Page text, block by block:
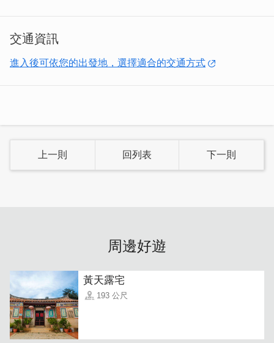
交通資訊
進入後可依您的出發地，選擇適合的交通方式
上一則 回列表 下一則
周邊好遊
黃天露宅
193 公尺